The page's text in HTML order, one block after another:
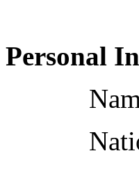
Personal